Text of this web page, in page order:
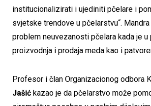
institucionalizirati i ujediniti pčelare i
svjetske trendove u pčelarstvu“.
problem neuvezanosti pčelara kada je u
proizvodnja i prodaja meda kao i
Profesor i član Organizacionog odbora
Jašić kazao je da pčelarstvo može